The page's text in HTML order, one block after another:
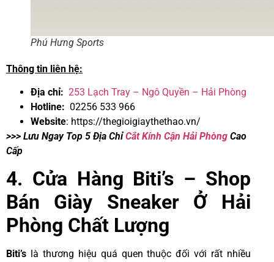
Phú Hưng Sports
Thông tin liên hệ:
Địa chỉ: 253 Lạch Tray – Ngô Quyền – Hải Phòng
Hotline: 02256 533 966
Website: https://thegioigiaythethao.vn/
>>> Lưu Ngay Top 5 Địa ChỉCắt Kính Cận Hải Phòng Cao
Cấp
4. Cửa Hàng Biti’s – Shop
Bán Giày Sneaker Ở Hải
Phòng Chất Lượng
Biti’s là thương hiệu quá quen thuộc đối với rất nhiều